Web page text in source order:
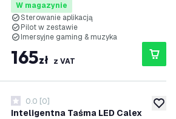
W magazynie
Sterowanie aplikacją
Pilot w zestawie
Imersyjne gaming & muzyka
165zł z VAT
Inteligentna Taśma LED Calex
0 Gwiazdki oceny
0.0 [0]